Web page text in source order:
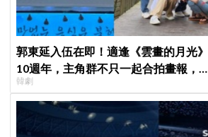
郭東延入伍在即！適逢《雲畫的月光》
10週年，主角群不只一起合拍畫報，還
錄製特別節目
韓劇